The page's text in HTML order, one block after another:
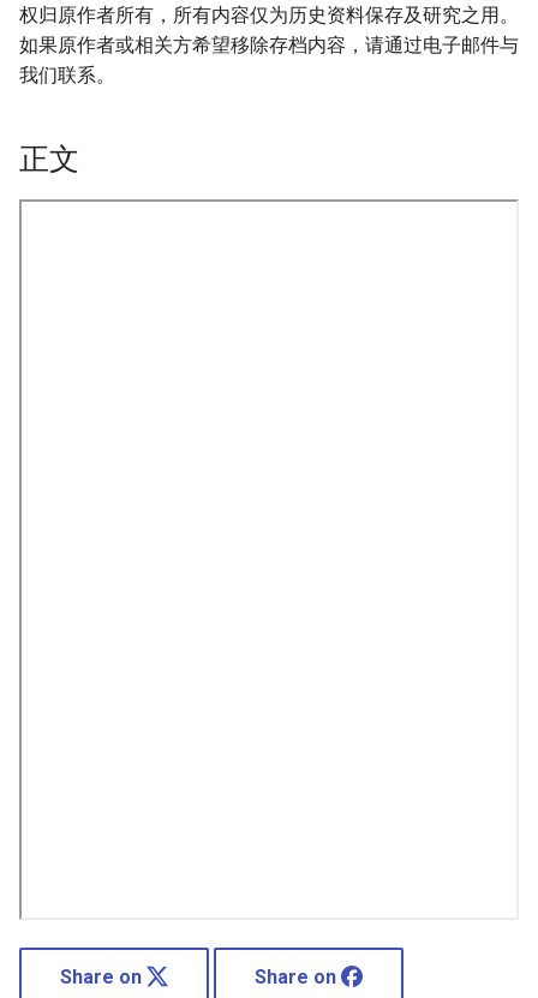
权归原作者所有，所有内容仅为历史资料保存及研究之用。
如果原作者或相关方希望移除存档内容，请通过电子邮件与
我们联系。
正文
Share on Share on